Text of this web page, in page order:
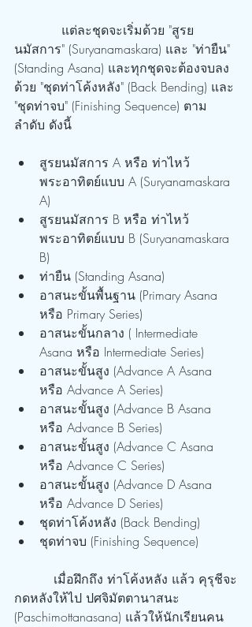
นมัสการ" (Suryanamaskara) และ "ท่ายืน"
(Standing Asana) และทุกชุดจะต้องจบลง
ด้วย "ชุดท่าโค้งหลัง" (Back Bending) และ
"ชุดท่าจบ" (Finishing Sequence) ตาม
ลำดับ ดังนี้
สูรยนมัสการ A หรือ ท่าไหว้
พระอาทิตย์แบบ A (Suryanamaskara
A)
สูรยนมัสการ B หรือ ท่าไหว้
พระอาทิตย์แบบ B (Suryanamaskara
B)
ท่ายืน (Standing Asana)
อาสนะขั้นพื้นฐาน (Primary Asana
หรือ Primary Series)
อาสนะขั้นกลาง ( Intermediate
Asana หรือ Intermediate Series)
อาสนะขั้นสูง (Advance A Asana
หรือ Advance A Series)
อาสนะขั้นสูง (Advance B Asana
หรือ Advance B Series)
อาสนะขั้นสูง (Advance C Asana
หรือ Advance C Series)
อาสนะขั้นสูง (Advance D Asana
หรือ Advance D Series)
ชุดท่าโค้งหลัง (Back Bending)
ชุดท่าจบ (Finishing Sequence)
กดหลังให้ไป ปศจิมัตตานาสนะ
(Paschimottanasana) แล้วให้นักเรียนคน